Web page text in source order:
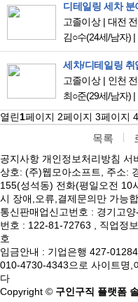
디테일링 세차
고졸이상
대전
김○수(24세/남자) |
세차/디테일링 취
고졸이상
인천
최○준(29세/남자) |
열린1페이지 2페이지 3페이지 4
목록
공지사항 개인정보처리방침 서
상호: (주)웹모아소프트, 주소:
155(성석동) 전화(평일오전 10
시 장애,오류,결제문의만 가능
통신판매업신고번호 : 경기고
번호 : 122-81-72763 , 직업정
호
임금안내 : 기업은행 427-
010-4730-4343으로 사이트명,
다
Copyright © 구인구직 플랫폼